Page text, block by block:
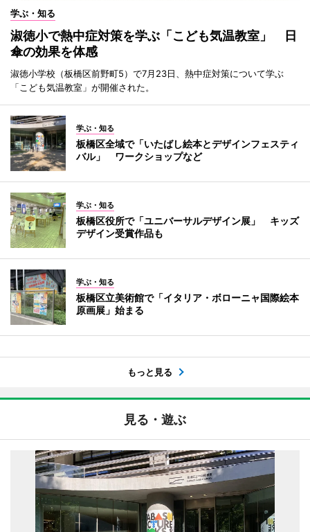
学ぶ・知る
淑徳小で熱中症対策を学ぶ「こども気温教室」 日
傘の効果を体感
淑徳小学校（板橋区前野町5）で7月23日、熱中症対策について学ぶ
「こども気温教室」が開催された。
学ぶ・知る
板橋区全域で「いたばし絵本とデザインフェスティ
バル」 ワークショップなど
学ぶ・知る
板橋区役所で「ユニバーサルデザイン展」 キッズ
デザイン受賞作品も
学ぶ・知る
板橋区立美術館で「イタリア・ボローニャ国際絵本
原画展」始まる
もっと見る
見る・遊ぶ